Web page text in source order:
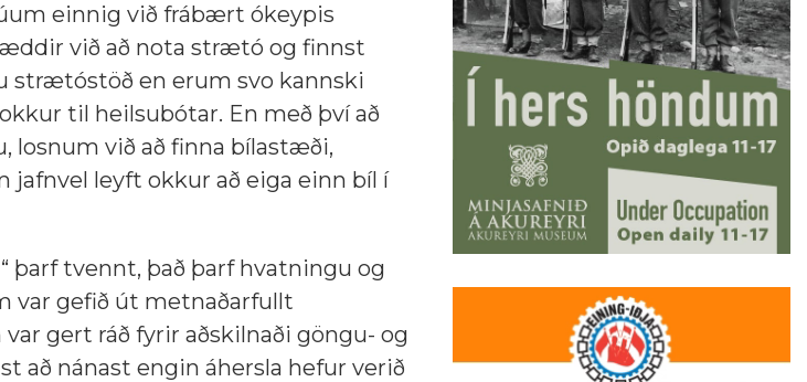
einnig við frábært ókeypis
við að nota strætó og finnst
strætóstöð en erum svo kannski
til heilsubótar. En með því að
losnum við að finna bílastæði,
leyft okkur að eiga einn bíl í
þarf tvennt, það þarf hvatningu og
var gefið út metnaðarfullt
gert ráð fyrir aðskilnaði göngu- og
að nánast engin áhersla hefur verið